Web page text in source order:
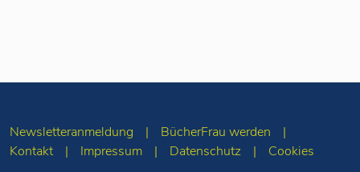
Newsletteranmeldung
BücherFrau werden
Kontakt
Impressum Datenschutz Cookies